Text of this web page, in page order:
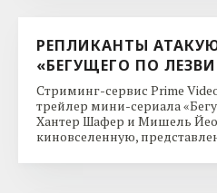
РЕПЛИКАНТЫ
«БЕГУЩЕГО ПО
Стриминг-сервис Prime
трейлер мини-сериала
Хантер Шафер и Мишель
киновселенную,